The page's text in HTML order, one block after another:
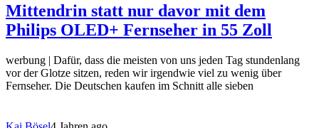
Mittendrin statt nur davor mit dem
Philips OLED+ Fernseher in 55 Zoll
werbung | Dafür, dass die meisten von uns jeden Tag stundenlang
vor der Glotze sitzen, reden wir irgendwie viel zu wenig über
Fernseher. Die Deutschen kaufen im Schnitt alle sieben